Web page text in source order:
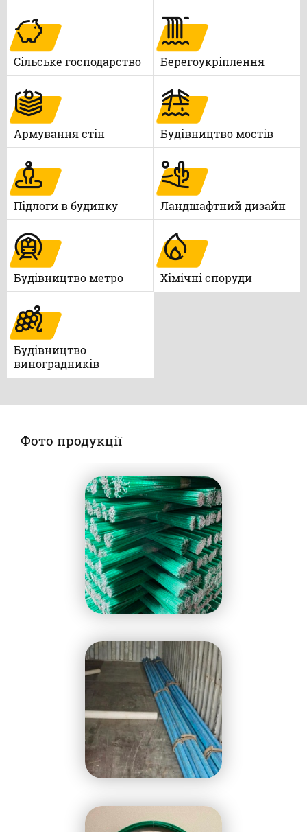
Сільське господарство Берегоукріплення
Армування стін Будівництво мостів
Підлоги в будинку Ландшафтний дизайн
Будівництво метро Xімічні споруди
Будівництво
виноградників
Фото продукції